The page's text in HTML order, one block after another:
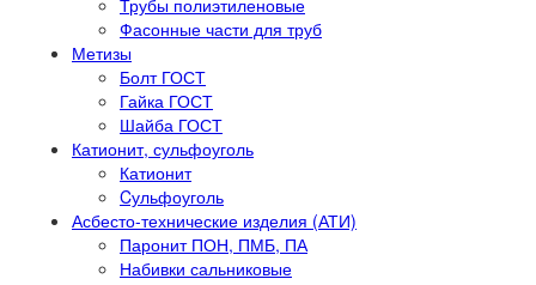
Трубы полиэтиленовые
Фасонные части для труб
Метизы
Болт ГОСТ
Гайка ГОСТ
Шайба ГОСТ
Катионит, сульфоуголь
Катионит
Cульфоуголь
Асбесто-технические изделия (АТИ)
Паронит ПОН, ПМБ, ПА
Набивки сальниковые